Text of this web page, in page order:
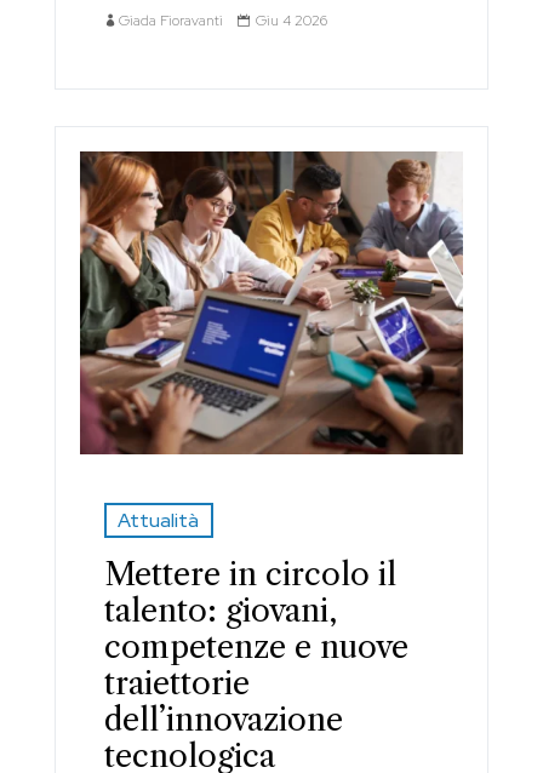
Giada Fioravanti Giu 4 2026
Attualità
Mettere in circolo il
talento: giovani,
competenze e nuove
traiettorie
dell’innovazione
tecnologica